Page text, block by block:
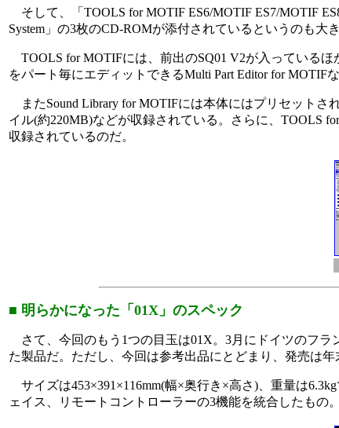
そして、「TOOLS for MOTIF ES6/MOTIF ES7/MOTIF
System」の3枚のCD-ROMが添付されているというのも大
TOOLS for MOTIFには、前出のSQ01 V2が入っている
をパート毎にエディットできるMulti Part Editor for MOTIF
またSound Library for MOTIFには本体にはプリセットさ
イル(約220MB)などが収録されている。さらに、TOOLS
収録されているのだ。
■ 明らかになった「01X」のスペック
さて、今回のもう1つの目玉は01X。3月にドイツのフラ
た製品だ。ただし、今回は参考出品にとどまり、発売は年
サイズは453×391×116mm(幅×奥行き×高さ)、重量は
ェイス、リモートコントローラーの3機能を統合したもの